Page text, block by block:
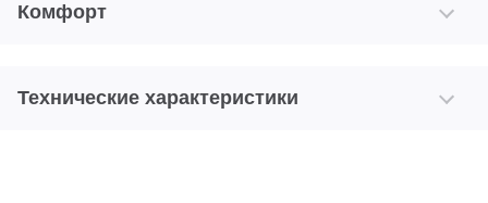
Комфорт
Технические характеристики